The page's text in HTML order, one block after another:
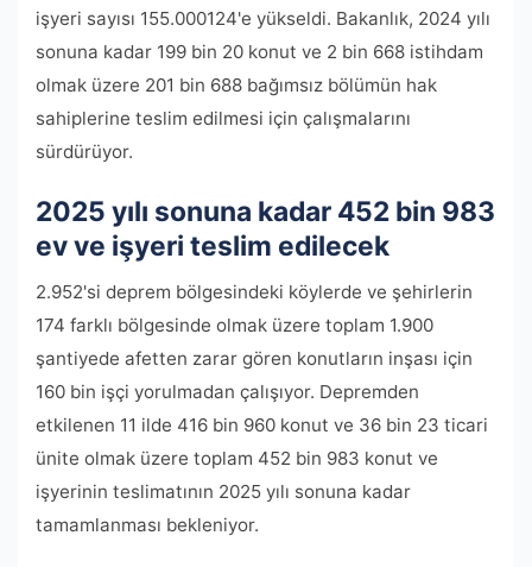
işyeri sayısı 155.000124'e yükseldi. Bakanlık, 2024 yılı
sonuna kadar 199 bin 20 konut ve 2 bin 668 istihdam
olmak üzere 201 bin 688 bağımsız bölümün hak
sahiplerine teslim edilmesi için çalışmalarını
sürdürüyor.
2025 yılı sonuna kadar 452 bin 983
ev ve işyeri teslim edilecek
2.952'si deprem bölgesindeki köylerde ve şehirlerin
174 farklı bölgesinde olmak üzere toplam 1.900
şantiyede afetten zarar gören konutların inşası için
160 bin işçi yorulmadan çalışıyor. Depremden
etkilenen 11 ilde 416 bin 960 konut ve 36 bin 23 ticari
ünite olmak üzere toplam 452 bin 983 konut ve
işyerinin teslimatının 2025 yılı sonuna kadar
tamamlanması bekleniyor.